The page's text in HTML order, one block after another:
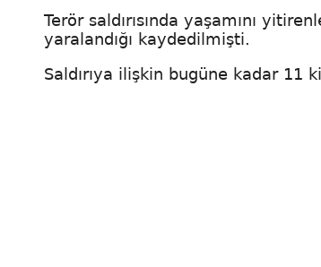
Terör saldırısında yaşamını
yaralandığı kaydedilmişti.
Saldırıya ilişkin bugüne kadar 11